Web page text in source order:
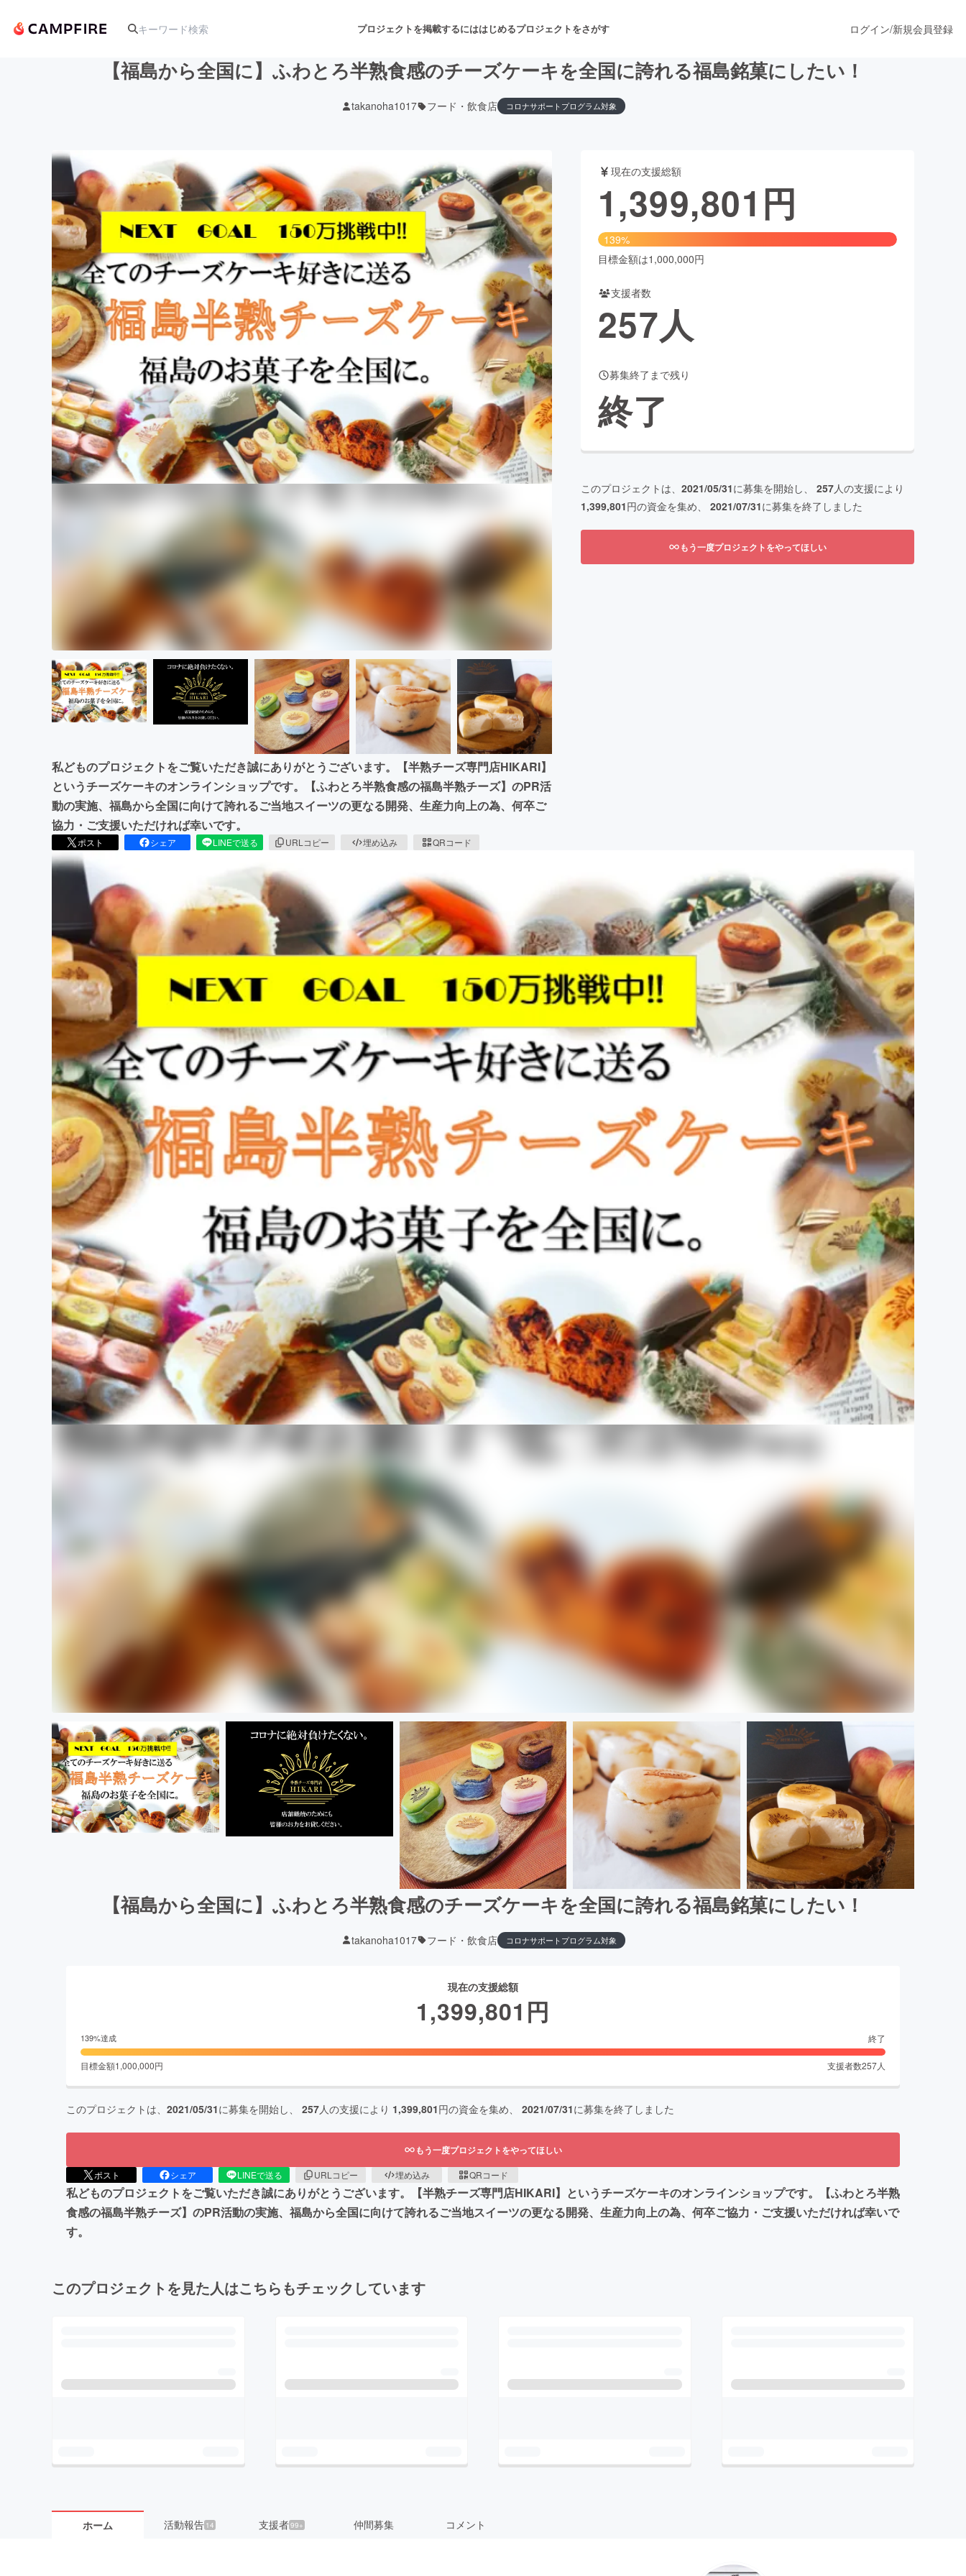
プロジェクトを掲載するにははじめるプロジェクトをさがす
アート・写真 音楽 舞台・パフォーマンス
テクノロジー・ガジェット ゲーム・サービス開発 フード・飲食店 ファッション
映像・映画 書籍・雑誌出版 アニメ・漫画
ビジネス・起業 ビューティー・ヘルスケア
まちづくり・地域活性化
CAMPFIRE for Social GoodCAMPFIRE Creation
CAMPFIREふるさと納税machi-yaコミュニティ
ログイン/新規会員登録
【福島から全国に】ふわとろ半熟食感のチーズケーキを全国に誇れる福島銘菓にしたい！
takanoha1017 フード・飲食店 コロナサポートプログラム対象
私どものプロジェクトをご覧いただき誠にありがとうございます。【半熟チーズ専門店HIKARI】
というチーズケーキのオンラインショップです。【ふわとろ半熟食感の福島半熟チーズ】のPR活
動の実施、福島から全国に向けて誇れるご当地スイーツの更なる開発、生産力向上の為、何卒ご
協力・ご支援いただければ幸いです。
ポスト シェア LINEで送る URLコピー 埋め込み QRコード
現在の支援総額
1,399,801 円
139%
目標金額は1,000,000円
支援者数
257人
募集終了まで残り
終了
このプロジェクトは、 2021/05/31に募集を開始し、 257人の支援により
1,399,801円の資金を集め、 2021/07/31に募集を終了しました
もう一度プロジェクトをやってほしい
【福島から全国に】ふわとろ半熟食感のチーズケーキを全国に誇れる福島銘菓にしたい！
takanoha1017 フード・飲食店 コロナサポートプログラム対象
現在の支援総額
1,399,801 円
139%達成 終了
目標金額1,000,000円 支援者数257人
このプロジェクトは、 2021/05/31に募集を開始し、 257人の支援により 1,399,801円の資金を集め、 2021/07/31に募集を終了しました
もう一度プロジェクトをやってほしい
ポスト シェア LINEで送る URLコピー 埋め込み QRコード
私どものプロジェクトをご覧いただき誠にありがとうございます。【半熟チーズ専門店HIKARI】というチーズケーキのオンラインショップです。【ふわとろ半熟
食感の福島半熟チーズ】のPR活動の実施、福島から全国に向けて誇れるご当地スイーツの更なる開発、生産力向上の為、何卒ご協力・ご支援いただければ幸いで
す。
このプロジェクトを見た人はこちらもチェックしています
ホーム 活動報告 14 支援者99+ 仲間募集 コメント